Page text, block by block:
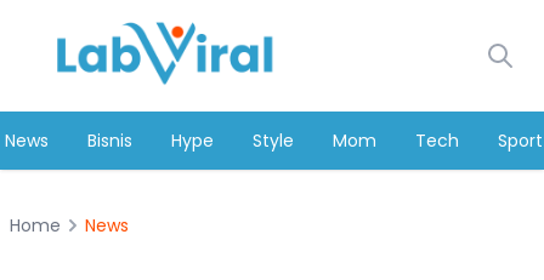
News Bisnis Hype Style Mom Tech Sport
Home News